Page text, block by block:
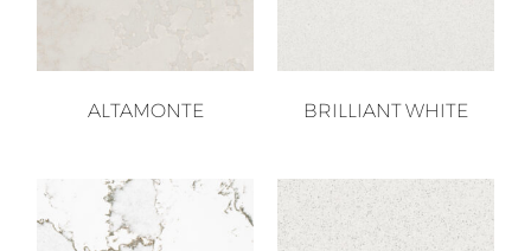
ALTAMONTE BRILLIANT WHITE